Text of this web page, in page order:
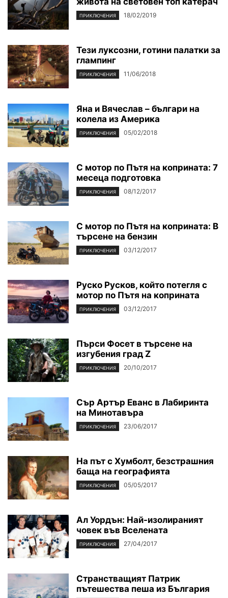
ПРИКЛЮЧЕНИЯ 18/02/2019
Тези луксозни, готини палатки за
глампинг
ПРИКЛЮЧЕНИЯ 11/06/2018
Яна и Вячеслав – българи на
колела из Америка
ПРИКЛЮЧЕНИЯ 05/02/2018
С мотор по Пътя на коприната: 7
месеца подготовка
ПРИКЛЮЧЕНИЯ 08/12/2017
С мотор по Пътя на коприната: В
търсене на бензин
ПРИКЛЮЧЕНИЯ 03/12/2017
Руско Русков, който потегля с
мотор по Пътя на коприната
ПРИКЛЮЧЕНИЯ 03/12/2017
Пърси Фосет в търсене на
изгубения град Z
ПРИКЛЮЧЕНИЯ 20/10/2017
Сър Артър Еванс в Лабиринта
на Минотавъра
ПРИКЛЮЧЕНИЯ 23/06/2017
На път с Хумболт, безстрашния
баща на географията
ПРИКЛЮЧЕНИЯ 05/05/2017
Ал Уордън: Най-изолираният
човек във Вселената
ПРИКЛЮЧЕНИЯ 27/04/2017
Странстващият Патрик
пътешества пеша из България